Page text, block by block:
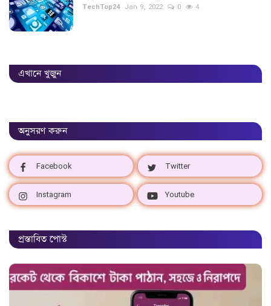
Language
বাংলা English
TechTop24 Jan 9, 2022 0 4
এখানে খুজুন
অনুসরণ করুন
Facebook Twitter
Instagram Youtube
প্রস্তাবিত পোস্ট